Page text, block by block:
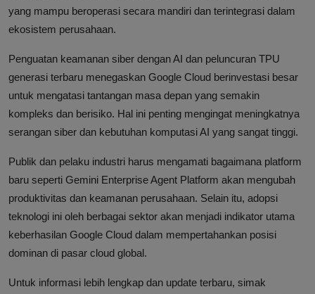
yang mampu beroperasi secara mandiri dan terintegrasi dalam
ekosistem perusahaan.
Penguatan keamanan siber dengan AI dan peluncuran TPU
generasi terbaru menegaskan Google Cloud berinvestasi besar
untuk mengatasi tantangan masa depan yang semakin
kompleks dan berisiko. Hal ini penting mengingat meningkatnya
serangan siber dan kebutuhan komputasi AI yang sangat tinggi.
Publik dan pelaku industri harus mengamati bagaimana platform
baru seperti Gemini Enterprise Agent Platform akan mengubah
produktivitas dan keamanan perusahaan. Selain itu, adopsi
teknologi ini oleh berbagai sektor akan menjadi indikator utama
keberhasilan Google Cloud dalam mempertahankan posisi
dominan di pasar cloud global.
Untuk informasi lebih lengkap dan update terbaru, simak